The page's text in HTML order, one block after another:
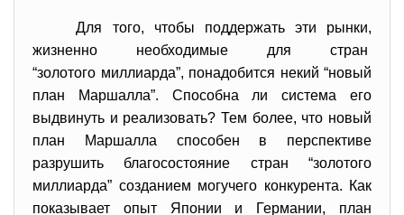
Для того, чтобы поддержать эти рынки,
жизненно необходимые для стран
“золотого миллиарда”, понадобится некий “новый
план Маршалла”. Способна ли система его
выдвинуть и реализовать? Тем более, что новый
план Маршалла способен в перспективе
разрушить благосостояние стран “золотого
миллиарда” созданием могучего конкурента. Как
показывает опыт Японии и Германии, план